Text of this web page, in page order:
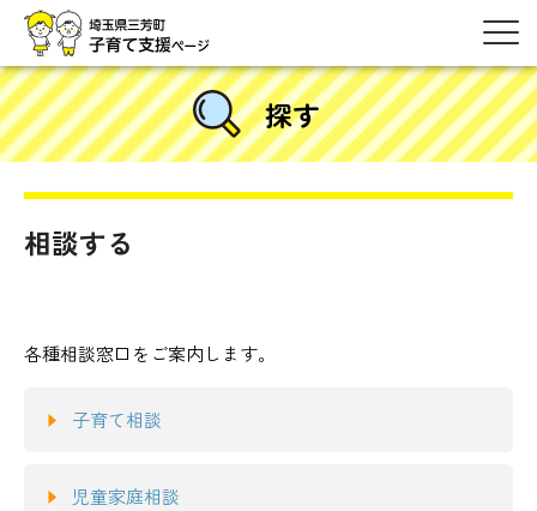
探す
相談する
各種相談窓口をご案内します。
子育て相談
児童家庭相談